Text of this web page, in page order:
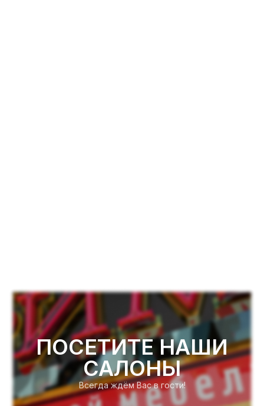
ПОСЕТИТЕ НАШИ
САЛОНЫ
Всегда ждём Вас в гости!